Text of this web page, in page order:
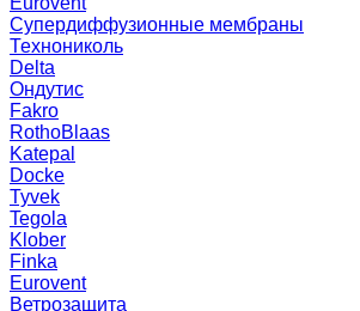
Супердиффузионные мембраны
Технониколь
Delta
Ондутис
Fakro
RothoBlaas
Katepal
Docke
Tyvek
Tegola
Klober
Finka
Eurovent
Ветрозащита